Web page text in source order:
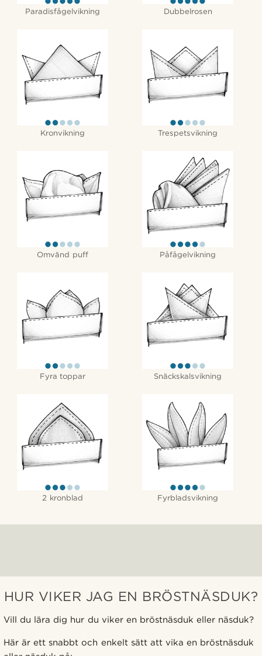
Paradisfågelvikning Dubbelrosen
Kronvikning Trespetsvikning
Omvänd puff Påfågelvikning
Fyra toppar Snäckskalsvikning
2 kronblad Fyrbladsvikning
HUR VIKER JAG EN BRÖSTNÄSDUK?
Vill du lära dig hur du viker en bröstnäsduk eller näsduk?
Här är ett snabbt och enkelt sätt att vika en bröstnäsduk